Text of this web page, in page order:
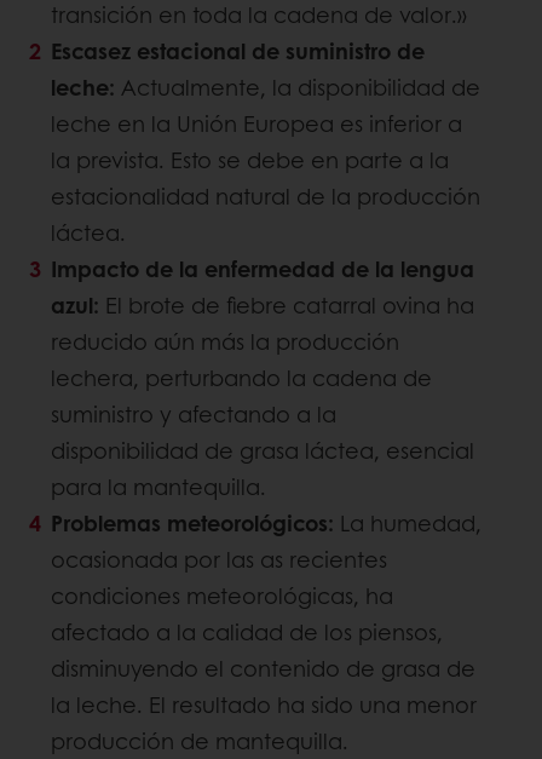
transición en toda la cadena de valor.»
Escasez estacional de suministro de
leche: Actualmente, la disponibilidad de
leche en la Unión Europea es inferior a
la prevista. Esto se debe en parte a la
estacionalidad natural de la producción
láctea.
Impacto de la enfermedad de la lengua
azul: El brote de fiebre catarral ovina ha
reducido aún más la producción
lechera, perturbando la cadena de
suministro y afectando a la
disponibilidad de grasa láctea, esencial
para la mantequilla.
Problemas meteorológicos: La humedad,
ocasionada por las as recientes
condiciones meteorológicas, ha
afectado a la calidad de los piensos,
disminuyendo el contenido de grasa de
la leche. El resultado ha sido una menor
producción de mantequilla.